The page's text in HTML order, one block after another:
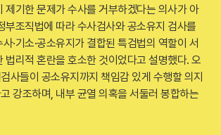
제기한 문제가 수사를 거부하겠다는 의사가 아
부조직법에 따라 수사검사와 공소유지 검사를
·기소·공소유지가 결합된 특검법의 역할이 서
법리적 혼란을 호소한 것이었다고 설명했다. 오
사들이 공소유지까지 책임감 있게 수행할 의지
강조하며, 내부 균열 의혹을 서둘러 봉합하는